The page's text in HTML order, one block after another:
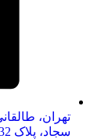
تهران،
سجاد، پلاک 232